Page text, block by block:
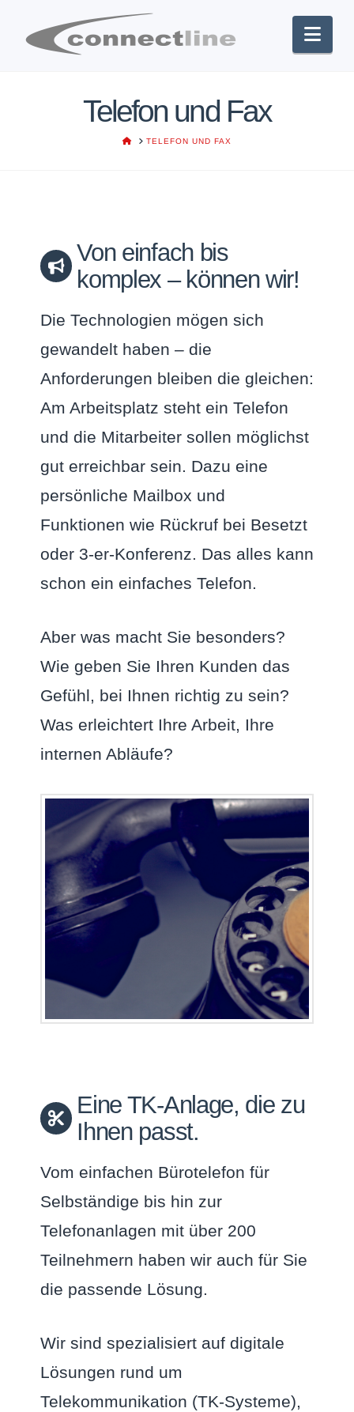
Telefon und Fax
HOMETELEFON UND FAX
Von einfach bis
komplex – können wir!
Die Technologien mögen sich
gewandelt haben – die
Anforderungen bleiben die gleichen:
Am Arbeitsplatz steht ein Telefon
und die Mitarbeiter sollen möglichst
gut erreichbar sein. Dazu eine
persönliche Mailbox und
Funktionen wie Rückruf bei Besetzt
oder 3-er-Konferenz. Das alles kann
schon ein einfaches Telefon.
Aber was macht Sie besonders?
Wie geben Sie Ihren Kunden das
Gefühl, bei Ihnen richtig zu sein?
Was erleichtert Ihre Arbeit, Ihre
internen Abläufe?
Eine TK-Anlage, die zu
Ihnen passt.
Vom einfachen Bürotelefon für
Selbständige bis hin zur
Telefonanlagen mit über 200
Teilnehmern haben wir auch für Sie
die passende Lösung.
Wir sind spezialisiert auf digitale
Lösungen rund um
Telekommunikation (TK-Systeme),